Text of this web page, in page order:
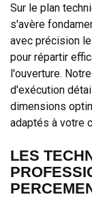
Sur le plan
s'avère
avec précision
pour répartir
l'ouverture.
d'exécution
dimensions
adaptés à votre
LES